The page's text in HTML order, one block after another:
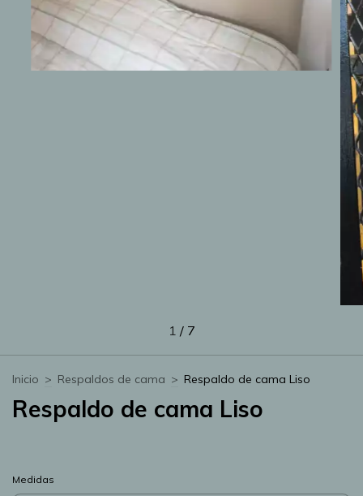
1 / 7
Inicio > Respaldos de cama > Respaldo de cama Liso
Respaldo de cama Liso
Medidas